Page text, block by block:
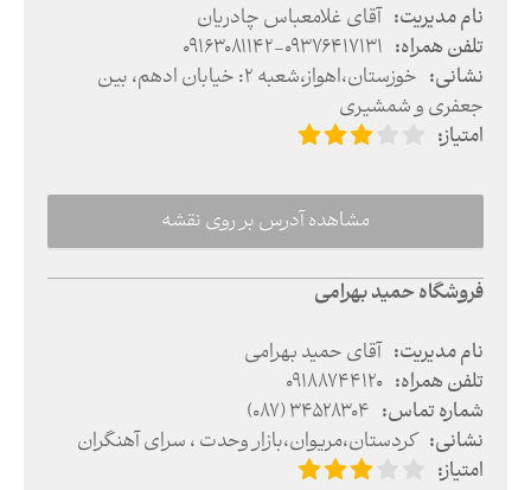
نام مدیریت: آقای غلامعباس چادریان
تلفن همراه:
09163081142-09376417131
نشانی: خوزستان،اهواز،
شعبه ۲: خیابان ادهم، بین
جعفری و شمشیری
امتیاز:
مشاهده آدرس بر روی نقشه
فروشگاه حمید بهرامی
نام مدیریت: آقای حمید بهرامی
تلفن همراه:
09188744120
شماره تماس:
(087) 34528304
نشانی: کردستان،مریوان،بازار وحدت ، سرای آهنگران
امتیاز: